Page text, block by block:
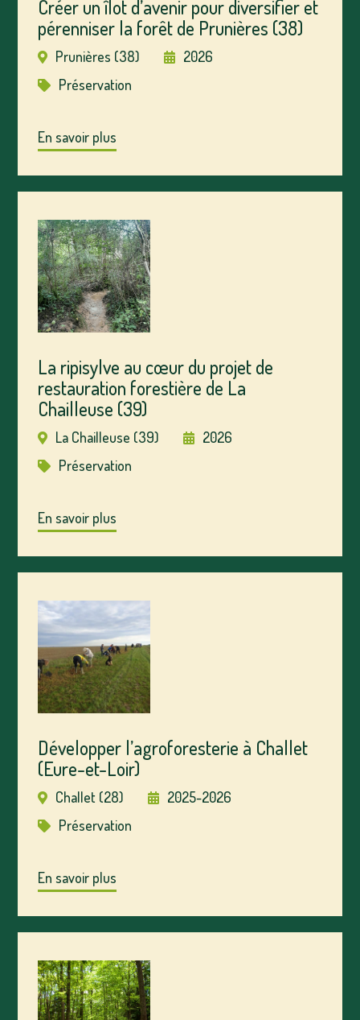
Créer un îlot d’avenir pour diversifier et
pérenniser la forêt de Prunières (38)
Prunières (38)
2026
Préservation
En savoir plus
La ripisylve au cœur du projet de
restauration forestière de La
Chailleuse (39)
La Chailleuse (39)
2026
Préservation
En savoir plus
Développer l’agroforesterie à Challet
(Eure-et-Loir)
Challet (28)
2025-2026
Préservation
En savoir plus